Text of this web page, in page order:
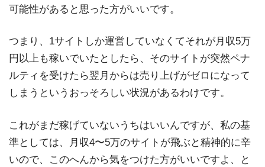
可能性があると思った方がいいです。
つまり、1サイトしか運営していなくてそれが月収5万
円以上も稼いでいたとしたら、そのサイトが突然ペナ
ルティを受けたら翌月からは売り上げがゼロになって
しまうというおっそろしい状況があるわけです。
これがまだ稼げていないうちはいいんですが、私の基
準としては、月収4〜5万のサイトが飛ぶと精神的に辛
いので、このへんから気をつけた方がいいですよ、と